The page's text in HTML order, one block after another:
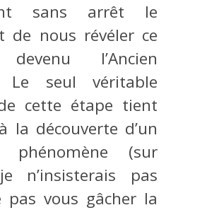
sans arrêt le
de nous révéler ce
devenu l’Ancien
Le seul véritable
cette étape tient
la découverte d’un
phénomène (sur
n’insisterais pas
pas vous gâcher la